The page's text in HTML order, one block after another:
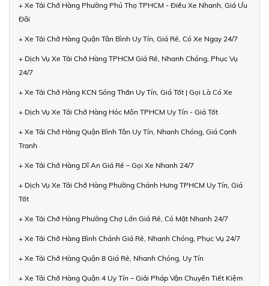
+ Xe Tải Chở Hàng Phường Phú Thọ TPHCM - Điều Xe Nhanh, Giá Ưu
Đãi
+ Xe Tải Chở Hàng Quận Tân Bình Uy Tín, Giá Rẻ, Có Xe Ngay 24/7
+ Dịch Vụ Xe Tải Chở Hàng TPHCM Giá Rẻ, Nhanh Chóng, Phục Vụ
24/7
+ Xe Tải Chở Hàng KCN Sóng Thần Uy Tín, Giá Tốt | Gọi Là Có Xe
+ Dịch Vụ Xe Tải Chở Hàng Hóc Môn TPHCM Uy Tín - Giá Tốt
+ Xe Tải Chở Hàng Quận Bình Tân Uy Tín, Nhanh Chóng, Giá Cạnh
Tranh
+ Xe Tải Chở Hàng Dĩ An Giá Rẻ – Gọi Xe Nhanh 24/7
+ Dịch Vụ Xe Tải Chở Hàng Phường Chánh Hưng TPHCM Uy Tín, Giá
Tốt
+ Xe Tải Chở Hàng Phường Chợ Lớn Giá Rẻ, Có Mặt Nhanh 24/7
+ Xe Tải Chở Hàng Bình Chánh Giá Rẻ, Nhanh Chóng, Phục Vụ 24/7
+ Xe Tải Chở Hàng Quận 8 Giá Rẻ, Nhanh Chóng, Uy Tín
+ Xe Tải Chở Hàng Quận 4 Uy Tín – Giải Pháp Vận Chuyển Tiết Kiệm